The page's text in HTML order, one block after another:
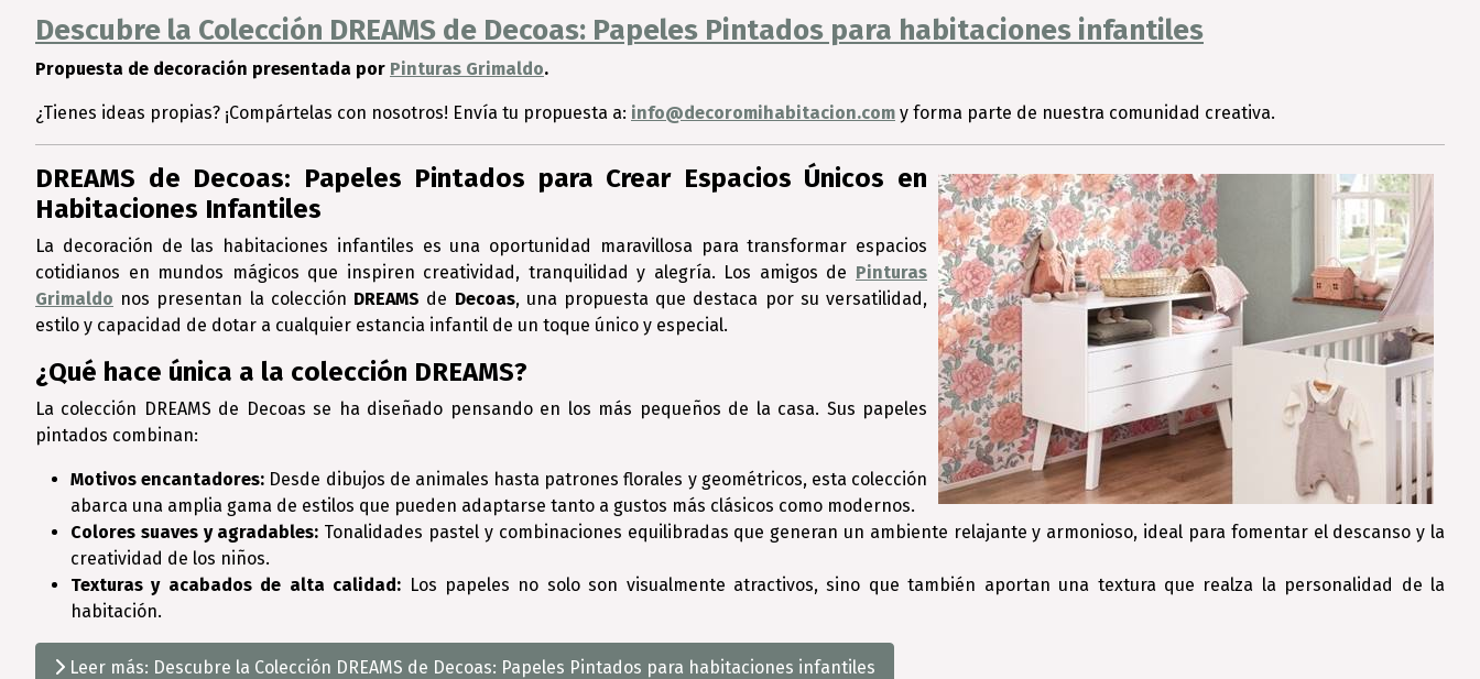
Descubre la Colección DREAMS de Decoas: Papeles Pintados para habitaciones infantiles
Propuesta de decoración presentada por Pinturas Grimaldo.
¿Tienes ideas propias? ¡Compártelas con nosotros! Envía tu propuesta a: info@decoromihabitacion.com y forma parte de nuestra comunidad creativa.
DREAMS de Decoas: Papeles Pintados para Crear Espacios Únicos en
Habitaciones Infantiles
La decoración de las habitaciones infantiles es una oportunidad maravillosa para transformar espacios
cotidianos en mundos mágicos que inspiren creatividad, tranquilidad y alegría. Los amigos de Pinturas
Grimaldo nos presentan la colección DREAMS de Decoas, una propuesta que destaca por su versatilidad,
estilo y capacidad de dotar a cualquier estancia infantil de un toque único y especial.
¿Qué hace única a la colección DREAMS?
La colección DREAMS de Decoas se ha diseñado pensando en los más pequeños de la casa. Sus papeles
pintados combinan:
Motivos encantadores: Desde dibujos de animales hasta patrones florales y geométricos, esta colección
abarca una amplia gama de estilos que pueden adaptarse tanto a gustos más clásicos como modernos.
Colores suaves y agradables: Tonalidades pastel y combinaciones equilibradas que generan un ambiente relajante y armonioso, ideal para fomentar el descanso y la
creatividad de los niños.
Texturas y acabados de alta calidad: Los papeles no solo son visualmente atractivos, sino que también aportan una textura que realza la personalidad de la
habitación.
Leer más: Descubre la Colección DREAMS de Decoas: Papeles Pintados para habitaciones infantiles